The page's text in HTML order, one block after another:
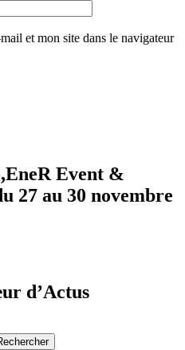
et mon site dans le navigateur
Event &
27 au 30 novembre
d’Actus